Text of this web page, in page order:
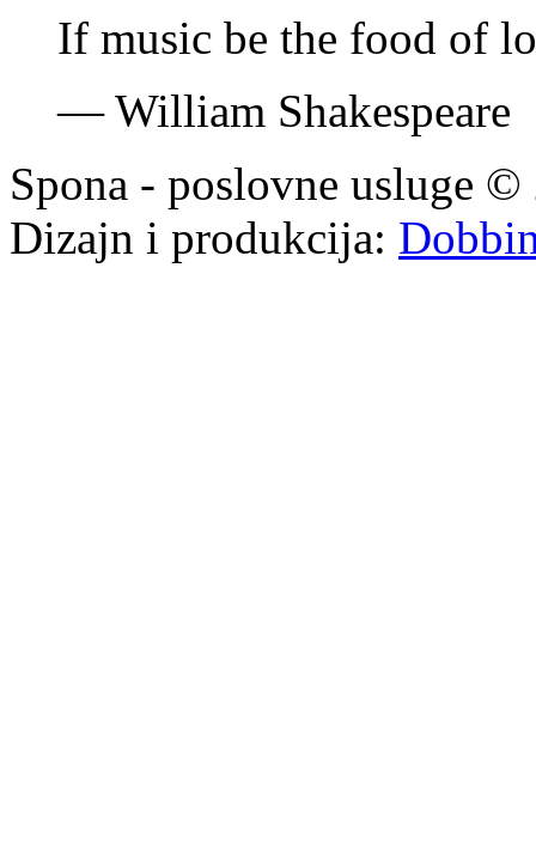
If music be the food of
—William Shakespeare